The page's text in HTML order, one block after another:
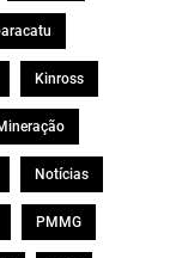
Kinross
Notícias
PMMG